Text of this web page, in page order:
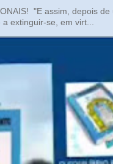
"E assim, depois
extinguir-se, em virt...